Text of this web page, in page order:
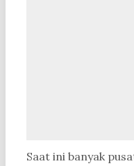
Saat ini banyak